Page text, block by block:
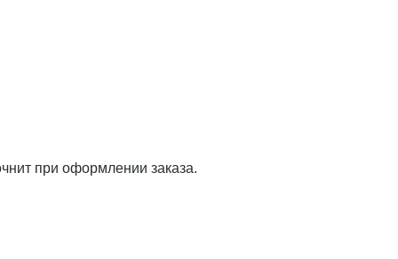
при оформлении заказа.